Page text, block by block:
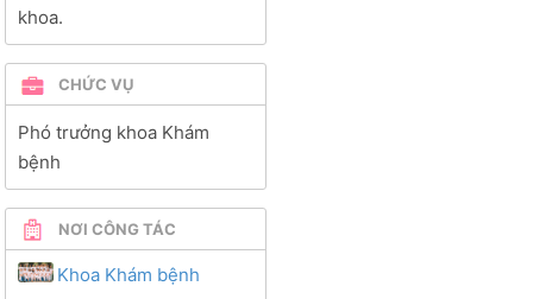
khoa.
CHỨC VỤ
Phó trưởng khoa Khám
bệnh
NƠI CÔNG TÁC
Khoa Khám bệnh